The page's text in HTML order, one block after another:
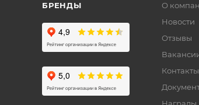
БРЕНДЫ
О
Новости
Отзывы
Контакты